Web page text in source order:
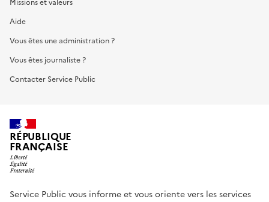
Missions et valeurs
Aide
Vous êtes une administration ?
Vous êtes journaliste ?
Contacter Service Public
RÉPUBLIQUE
FRANÇAISE
Service Public vous informe et vous oriente vers les services